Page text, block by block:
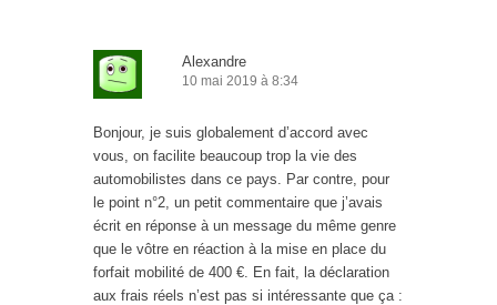
Alexandre
10 mai 2019 à 8:34
Bonjour, je suis globalement d’accord avec
vous, on facilite beaucoup trop la vie des
automobilistes dans ce pays. Par contre, pour
le point n°2, un petit commentaire que j’avais
écrit en réponse à un message du même genre
que le vôtre en réaction à la mise en place du
forfait mobilité de 400 €. En fait, la déclaration
aux frais réels n’est pas si intéressante que ça :